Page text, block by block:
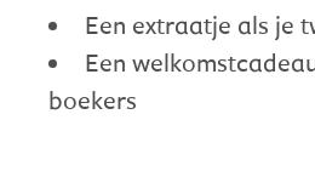
Een extraatje als je
Een
boekers